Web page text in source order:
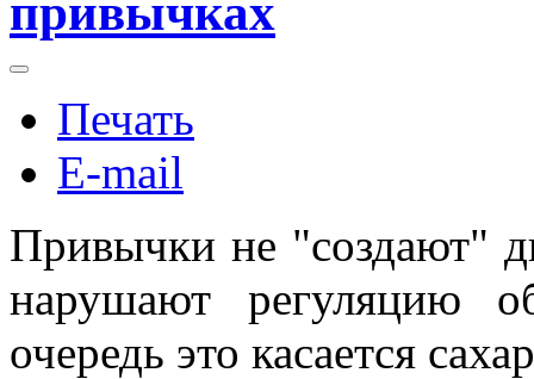
привычках
Печать
E-mail
Привычки не "создают"
нарушают регуляцию
очередь это касается